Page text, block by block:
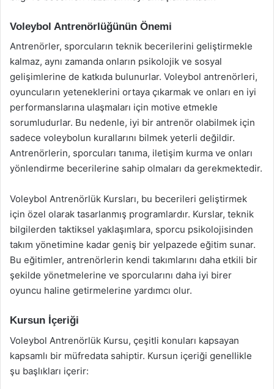
Voleybol Antrenörlüğünün Önemi
Antrenörler, sporcuların teknik becerilerini geliştirmekle
kalmaz, aynı zamanda onların psikolojik ve sosyal
gelişimlerine de katkıda bulunurlar. Voleybol antrenörleri,
oyuncuların yeteneklerini ortaya çıkarmak ve onları en iyi
performanslarına ulaşmaları için motive etmekle
sorumludurlar. Bu nedenle, iyi bir antrenör olabilmek için
sadece voleybolun kurallarını bilmek yeterli değildir.
Antrenörlerin, sporcuları tanıma, iletişim kurma ve onları
yönlendirme becerilerine sahip olmaları da gerekmektedir.
Voleybol Antrenörlük Kursları, bu becerileri geliştirmek
için özel olarak tasarlanmış programlardır. Kurslar, teknik
bilgilerden taktiksel yaklaşımlara, sporcu psikolojisinden
takım yönetimine kadar geniş bir yelpazede eğitim sunar.
Bu eğitimler, antrenörlerin kendi takımlarını daha etkili bir
şekilde yönetmelerine ve sporcularını daha iyi birer
oyuncu haline getirmelerine yardımcı olur.
Kursun İçeriği
Voleybol Antrenörlük Kursu, çeşitli konuları kapsayan
kapsamlı bir müfredata sahiptir. Kursun içeriği genellikle
şu başlıkları içerir: